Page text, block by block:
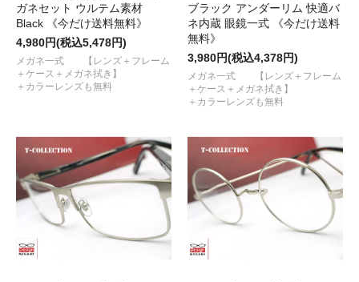
ガネセット ウルテム素材
Black 《今だけ送料無料》
4,980円(税込5,478円)
メガネ一式 【レンズ＋フレーム
＋ケース＋メガネ拭き】
＋カラーレンズも無料
ブラック アンダーリム 快適バ
ネ内蔵 眼鏡一式 《今だけ送料
無料》
3,980円(税込4,378円)
メガネ一式 【レンズ＋フレーム
＋ケース＋メガネ拭き】
＋カラーレンズも無料